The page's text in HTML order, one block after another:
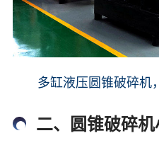
多缸液压圆锥破碎机
二、圆锥破碎